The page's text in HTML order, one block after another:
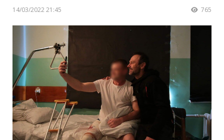
14/03/2022 21:45 765